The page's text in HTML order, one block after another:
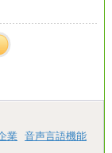
定により優遇
含む
円）
業
音声言語機能